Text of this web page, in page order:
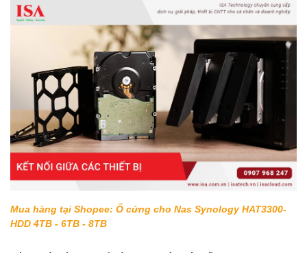
Mua hàng tại Shopee: Ổ cứng cho Nas Synology HAT3300-
HDD 4TB - 6TB - 8TB